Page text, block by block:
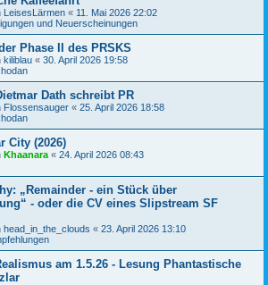
LeisesLärmen « 11. Mai 2026 22:02
und Neuerscheinungen
Phase II des PRSKS
kiliblau « 30. April 2026 19:58
Dath schreibt PR
Flossensauger « 25. April 2026 18:58
City (2026)
Khaanara « 24. April 2026 08:43
„Remainder - ein Stück über
- oder die CV eines Slipstream SF
head_in_the_clouds « 23. April 2026 13:10
am 1.5.26 - Lesung Phantastische